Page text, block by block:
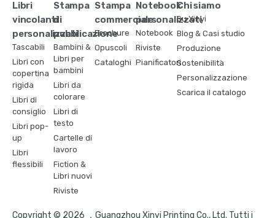
Libri
vincolanti
personalizzati
Tascabili
Libri con
copertina
rigida
Libri di
consiglio
Libri pop-
up
Libri
flessibili
Stampa
di
pubblicazione
Bambini &
Libri per
bambini
Libri da
colorare
Libri di
testo
Cartelle di
lavoro
Fiction &
Libri nuovi
Riviste
Stampa
commerciale
Brochure
Opuscoli
Cataloghi
Notebook
personalizzati
Notebook
Riviste
Pianificatori
Chi siamo
Su Xinyi
Blog & Casi studio
Produzione
Sostenibilità
Personalizzazione
Scarica il catalogo
Copyright © 2026 ，Guangzhou Xinyi Printing Co., Ltd. Tutti i